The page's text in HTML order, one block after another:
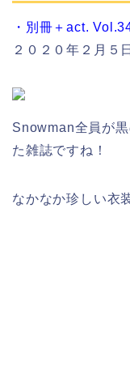
・別冊＋act.
２０２０年２月５
Snowman全員が
た雑誌ですね！
なかなか珍しい衣